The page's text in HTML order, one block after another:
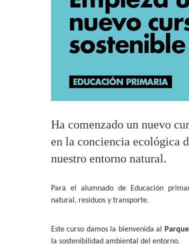
Ha comenzado un nuevo
en la conciencia ecológica
nuestro entorno natural.
Para el alumnado de Educación
natural, residuos y transporte.
Este curso damos la bienvenida al
la sostenibilidad ambiental del entorno.